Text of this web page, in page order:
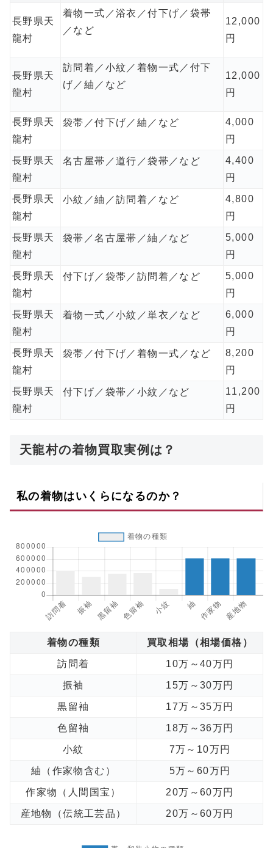
長野県天
龍村
着物一式／浴衣／付下げ／袋帯
／など
12,000
円
長野県天
龍村
訪問着／小紋／着物一式／付下
げ／紬／など
12,000
円
長野県天
龍村
袋帯／付下げ／紬／など
4,000
円
長野県天
龍村
名古屋帯／道行／袋帯／など
4,400
円
長野県天
龍村
小紋／紬／訪問着／など
4,800
円
長野県天
龍村
袋帯／名古屋帯／紬／など
5,000
円
長野県天
龍村
付下げ／袋帯／訪問着／など
5,000
円
長野県天
龍村
着物一式／小紋／単衣／など
6,000
円
長野県天
龍村
袋帯／付下げ／着物一式／など
8,200
円
長野県天
龍村
付下げ／袋帯／小紋／など
11,200
円
天龍村の着物買取実例は？
私の着物はいくらになるのか？
着物の種類 買取相場（相場価格）
訪問着 10万～40万円
振袖 15万～30万円
黒留袖 17万～35万円
色留袖 18万～36万円
小紋 7万～10万円
紬（作家物含む） 5万～60万円
作家物（人間国宝） 20万～60万円
産地物（伝統工芸品） 20万～60万円